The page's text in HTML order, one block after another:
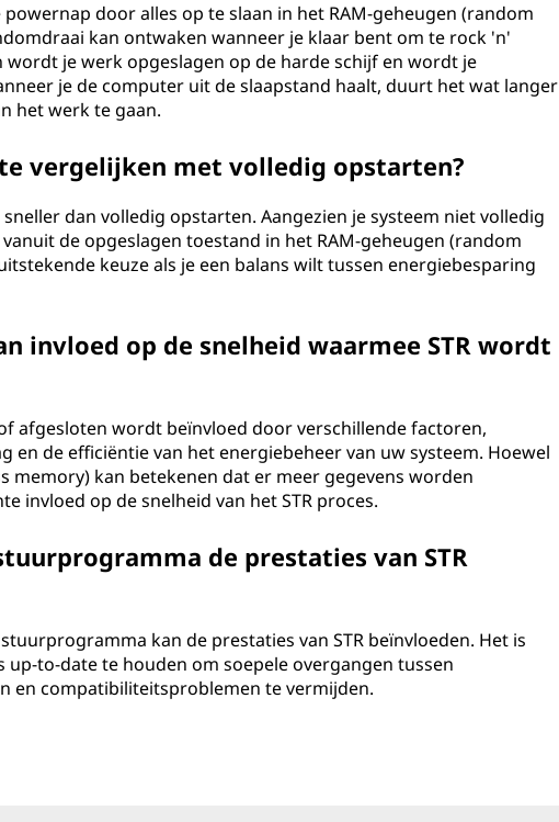
door alles op te slaan in het RAM-geheugen (random
kan ontwaken wanneer je klaar bent om te rock 'n'
je werk opgeslagen op de harde schijf en wordt je
je de computer uit de slaapstand haalt, duurt het wat langer
het werk te gaan.
vergelijken met volledig opstarten?
dan volledig opstarten. Aangezien je systeem niet volledig
de opgeslagen toestand in het RAM-geheugen (random
keuze als je een balans wilt tussen energiebesparing
invloed op de snelheid waarmee STR wordt
afgesloten wordt beïnvloed door verschillende factoren,
en de efficiëntie van het energiebeheer van uw systeem. Hoewel
memory) kan betekenen dat er meer gegevens worden
invloed op de snelheid van het STR proces.
de prestaties van STR
kan de prestaties van STR beïnvloeden. Het is
to-date te houden om soepele overgangen tussen
en compatibiliteitsproblemen te vermijden.